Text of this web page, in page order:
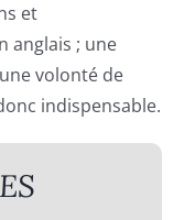
et
anglais ; une
volonté de
indispensable.